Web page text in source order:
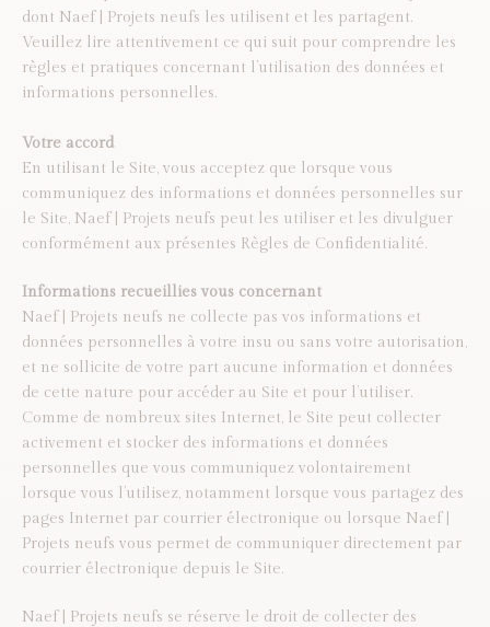
dont Naef | Projets neufs les utilisent et les partagent.
Veuillez lire attentivement ce qui suit pour comprendre les
règles et pratiques concernant l’utilisation des données et
informations personnelles.
Votre accord
En utilisant le Site, vous acceptez que lorsque vous
communiquez des informations et données personnelles sur
le Site, Naef | Projets neufs peut les utiliser et les divulguer
conformément aux présentes Règles de Confidentialité.
Informations recueillies vous concernant
Naef | Projets neufs ne collecte pas vos informations et
données personnelles à votre insu ou sans votre autorisation,
et ne sollicite de votre part aucune information et données
de cette nature pour accéder au Site et pour l’utiliser.
Comme de nombreux sites Internet, le Site peut collecter
activement et stocker des informations et données
personnelles que vous communiquez volontairement
lorsque vous l’utilisez, notamment lorsque vous partagez des
pages Internet par courrier électronique ou lorsque Naef |
Projets neufs vous permet de communiquer directement par
courrier électronique depuis le Site.
Naef | Projets neufs se réserve le droit de collecter des